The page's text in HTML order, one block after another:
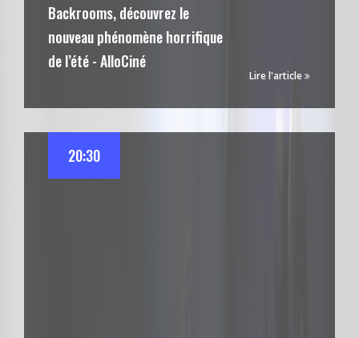
Backrooms, découvrez le
nouveau phénomène horrifique
de l’été - AlloCiné
Lire l'article
20:30